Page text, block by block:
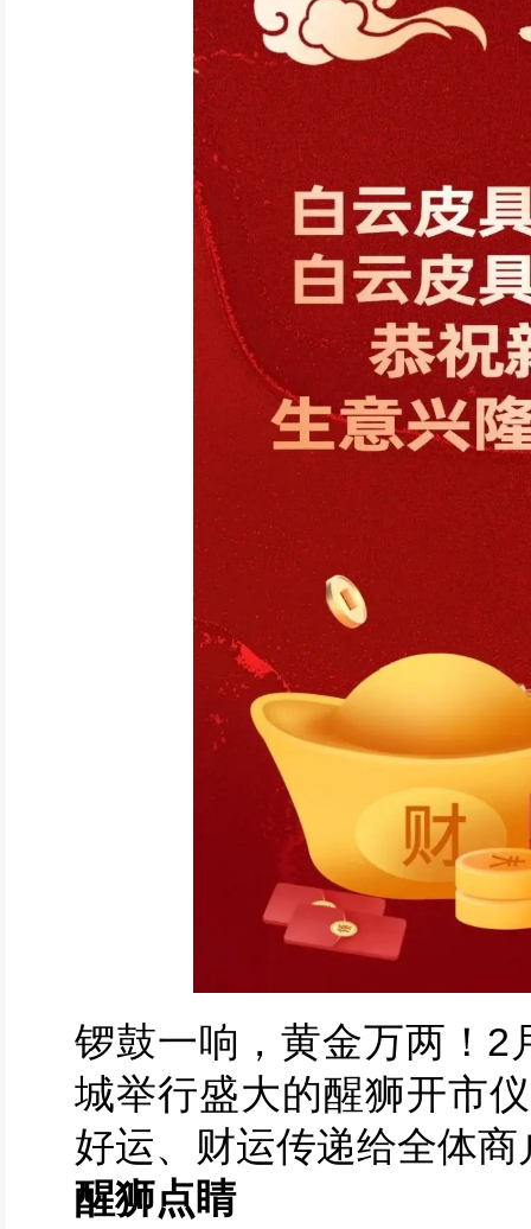
锣鼓一响，黄金万两！2
城举行盛大的醒狮开市
好运、财运传递给全体
醒狮点睛